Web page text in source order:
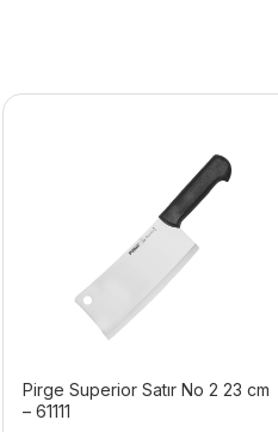
Pirge Superior Satır No 2 23 cm
– 61111